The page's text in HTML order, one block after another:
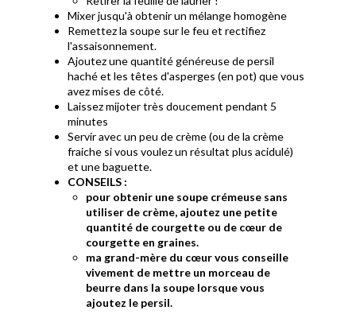
Mixer jusqu'à obtenir un mélange homogène
Remettez la soupe sur le feu et rectifiez
l'assaisonnement.
Ajoutez une quantité généreuse de persil
haché et les têtes d'asperges (en pot) que vous
avez mises de côté.
Laissez mijoter très doucement pendant 5
minutes
Servir avec un peu de crème (ou de la crème
fraiche si vous voulez un résultat plus acidulé)
et une baguette.
CONSEILS :
pour obtenir une soupe crémeuse sans
utiliser de crème, ajoutez une petite
quantité de courgette ou de cœur de
courgette en graines.
ma grand-mère du cœur vous conseille
vivement de mettre un morceau de
beurre dans la soupe lorsque vous
ajoutez le persil.